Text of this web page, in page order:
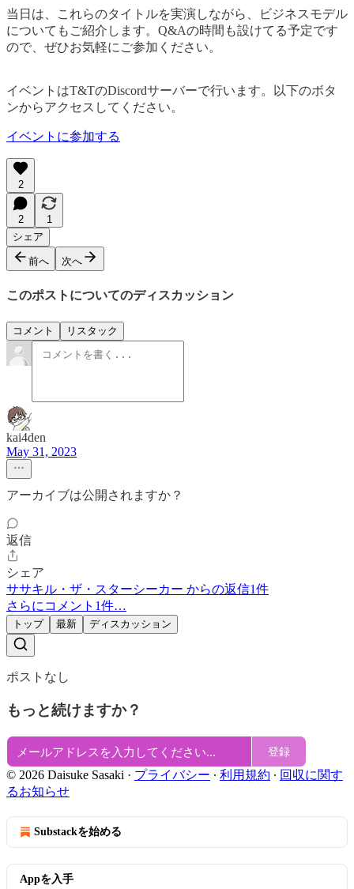
当日は、これらのタイトルを実演しながら、ビジネスモデル
についてもご紹介します。Q&Aの時間も設けてる予定です
ので、ぜひお気軽にご参加ください。
イベントはT&TのDiscordサーバーで行います。以下のボタ
ンからアクセスしてください。
イベントに参加する
2
2
1
シェア
前へ 次へ
このポストについてのディスカッション
コメント リスタック
kai4den
May 31, 2023
アーカイブは公開されますか？
返信
シェア
ササキル・ザ・スターシーカー からの返信1件
さらにコメント1件…
トップ 最新 ディスカッション
ポストなし
もっと続けますか？
登録
© 2026 Daisuke Sasaki · プライバシー ∙ 利用規約 ∙ 回収に関す
るお知らせ
Substackを始める
Appを入手